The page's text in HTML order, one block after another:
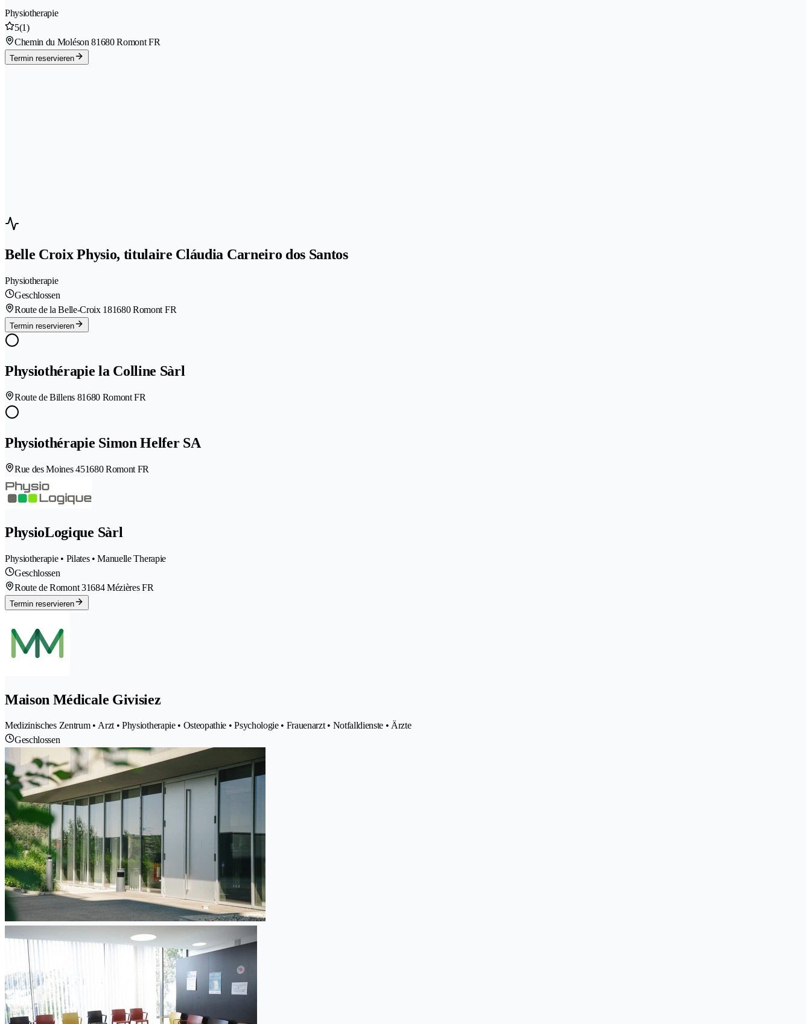
Physiotherapie
5(1)
Chemin du Moléson 81680 Romont FR
Termin reservieren
Belle Croix Physio, titulaire Cláudia Carneiro dos Santos
Physiotherapie
Geschlossen
Route de la Belle-Croix 181680 Romont FR
Termin reservieren
Physiothérapie la Colline Sàrl
Route de Billens 81680 Romont FR
Physiothérapie Simon Helfer SA
Rue des Moines 451680 Romont FR
PhysioLogique Sàrl
Physiotherapie • Pilates • Manuelle Therapie
Geschlossen
Route de Romont 31684 Mézières FR
Termin reservieren
Maison Médicale Givisiez
Medizinisches Zentrum • Arzt • Physiotherapie • Osteopathie • Psychologie • Frauenarzt • Notfalldienste • Ärzte
Geschlossen